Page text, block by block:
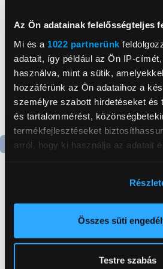
Az Ön adatainak felelősségteljes
Mi és a 1022 partnerünk
adatait, így például az Ön IP-
használva, mint a sütik,
hozzáférünk az Ön adataihoz a
személyre szabott hirdetéseket és
és tartalommérést,
termékfejlesztéseket
arról, hogy ki használja az adatait
elhelyezkedéséről pár
Az Ön készülékén
módjairól és adja meg
Összes süti
Testre szabás
Gorenje NRS8182KX Side
by side hűtőszekrény
199 999 Ft